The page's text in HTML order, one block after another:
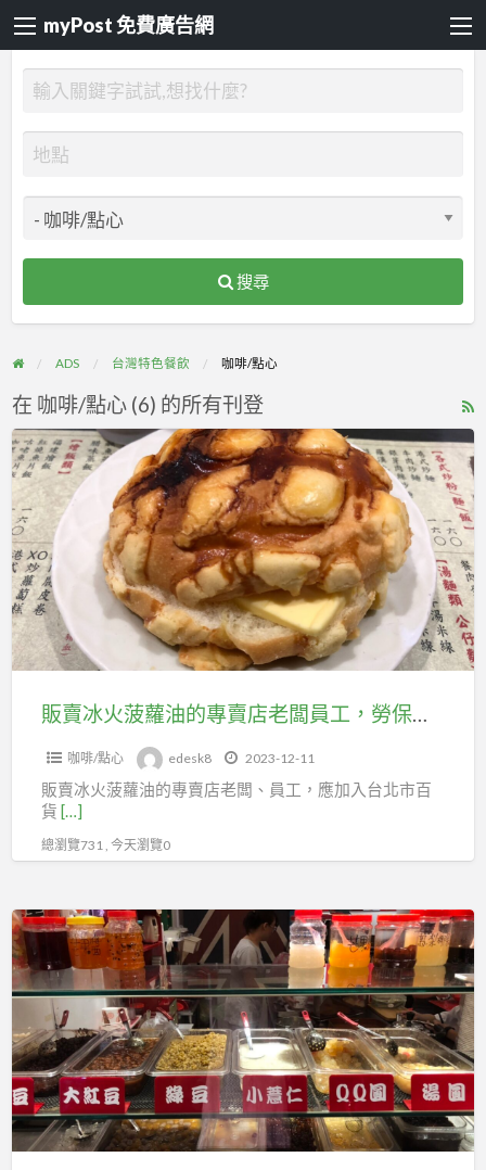
myPost 免費廣告網
搜尋
ADS 台灣特色餐飲 咖啡/點心
在 咖啡/點心 (6) 的所有刊登
販
賣
冰
火
菠
蘿
油
的
專
工，
保
可
加
入
台
北
市
百
貨
販賣冰火菠蘿油的專賣店老闆員工，勞保可加入台北市百貨行售貨職業工會
咖啡/點心 edesk8 2023-12-11
販賣冰火菠蘿油的專賣店老闆、員工，應加入台北市百
貨 […]
總瀏覽731 , 今天瀏覽0
販
賣
豆
花、
甜
點、
黑
糖
冰、